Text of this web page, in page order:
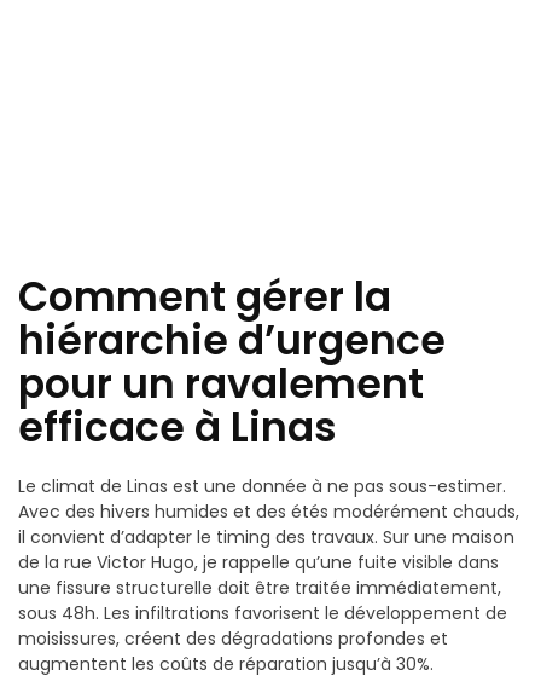
Comment gérer la
hiérarchie d’urgence
pour un ravalement
efficace à Linas
Le climat de Linas est une donnée à ne pas sous-estimer.
Avec des hivers humides et des étés modérément chauds,
il convient d’adapter le timing des travaux. Sur une maison
de la rue Victor Hugo, je rappelle qu’une fuite visible dans
une fissure structurelle doit être traitée immédiatement,
sous 48h. Les infiltrations favorisent le développement de
moisissures, créent des dégradations profondes et
augmentent les coûts de réparation jusqu’à 30%.